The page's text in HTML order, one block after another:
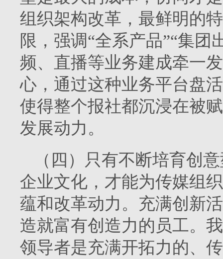
组织架构改革，最鲜明的
限，强调“全系产品”“集
频、直播等业务建成牵一
心，通过这种业务平台盘
使得整个报社都沉浸在被
发展动力。
（四）只有不断培育创
企业文化，才能为传媒组
蕴和改革动力。充满创新
造就富有创造力的员工。
领导者是充满开拓力的、